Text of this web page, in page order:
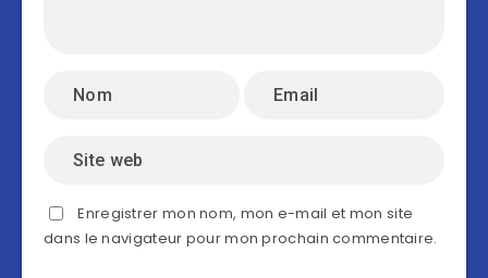
Enregistrer mon nom, mon e-mail et mon site
dans le navigateur pour mon prochain commentaire.